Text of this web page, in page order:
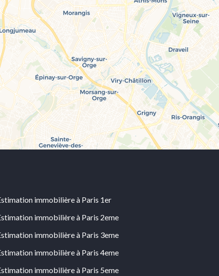
immobilière à Paris 1er
immobilière à Paris 2eme
immobilière à Paris 3eme
immobilière à Paris 4eme
immobilière à Paris 5eme